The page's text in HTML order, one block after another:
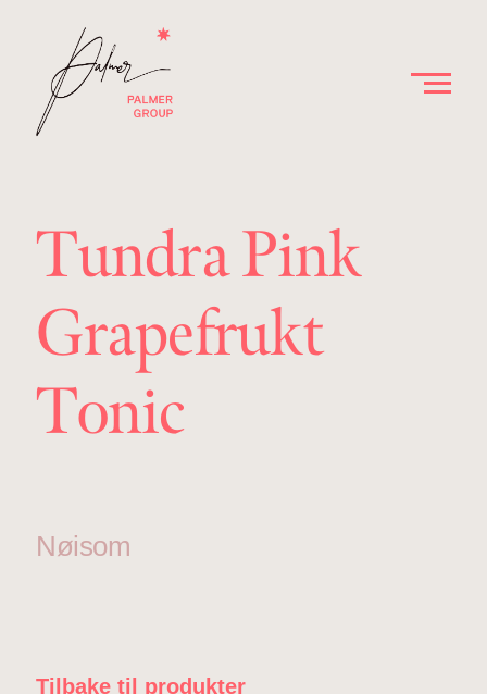
Tundra Pink
Grapefrukt
Tonic
Nøisom
Tilbake til produkter